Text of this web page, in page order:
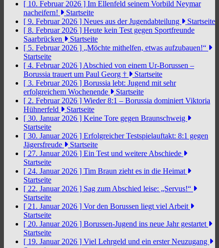
[ 10. Februar 2026 ] Im Ellenfeld seinem Vorbild Neymar
nacheifern!
Startseite
[ 9. Februar 2026 ] Neues aus der Jugendabteilung
Startseite
[ 8. Februar 2026 ] Heute kein Test gegen Sportfreunde
Saarbrücken
Startseite
[ 5. Februar 2026 ] „Möchte mithelfen, etwas aufzubauen!“
Startseite
[ 4. Februar 2026 ] Abschied von einem Ur-Borussen –
Borussia trauert um Paul Georg †
Startseite
[ 3. Februar 2026 ] Borussia lebt: Jugend mit sehr
erfolgreichem Wochenende
Startseite
[ 2. Februar 2026 ] Wieder 8:1 – Borussia dominiert Viktoria
Hühnerfeld
Startseite
[ 30. Januar 2026 ] Keine Tore gegen Braunschweig
Startseite
[ 30. Januar 2026 ] Erfolgreicher Testspielauftakt: 8:1 gegen
Jägersfreude
Startseite
[ 27. Januar 2026 ] Ein Test und weitere Abschiede
Startseite
[ 24. Januar 2026 ] Tim Braun zieht es in die Heimat
Startseite
[ 22. Januar 2026 ] Sag zum Abschied leise: „Servus!“
Startseite
[ 21. Januar 2026 ] Vor den Borussen liegt viel Arbeit
Startseite
[ 20. Januar 2026 ] Borussen-Jugend ins neue Jahr gestartet
Startseite
[ 19. Januar 2026 ] Viel Lehrgeld und ein erster Neuzugang